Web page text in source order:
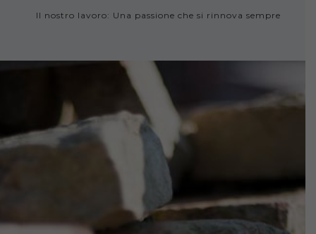
Il nostro lavoro: Una passione che si rinnova sempre